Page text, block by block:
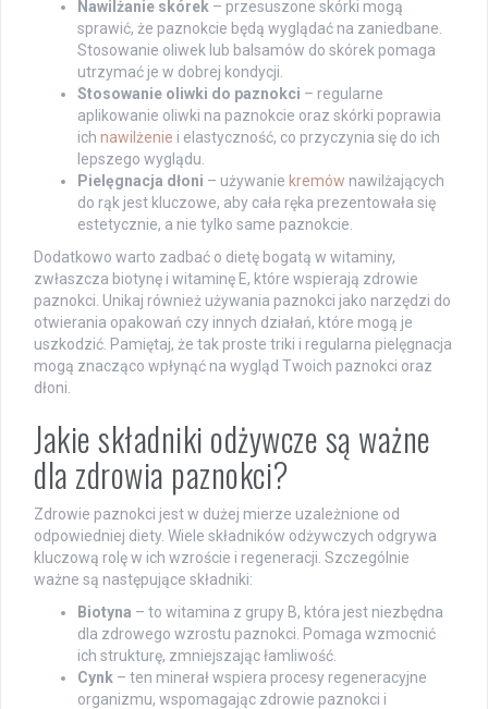
Nawilżanie skórek – przesuszone skórki mogą
sprawić, że paznokcie będą wyglądać na zaniedbane.
Stosowanie oliwek lub balsamów do skórek pomaga
utrzymać je w dobrej kondycji.
Stosowanie oliwki do paznokci – regularne
aplikowanie oliwki na paznokcie oraz skórki poprawia
ich nawilżenie i elastyczność, co przyczynia się do ich
lepszego wyglądu.
Pielęgnacja dłoni – używanie kremów nawilżających
do rąk jest kluczowe, aby cała ręka prezentowała się
estetycznie, a nie tylko same paznokcie.
Dodatkowo warto zadbać o dietę bogatą w witaminy,
zwłaszcza biotynę i witaminę E, które wspierają zdrowie
paznokci. Unikaj również używania paznokci jako narzędzi do
otwierania opakowań czy innych działań, które mogą je
uszkodzić. Pamiętaj, że tak proste triki i regularna pielęgnacja
mogą znacząco wpłynąć na wygląd Twoich paznokci oraz
dłoni.
Jakie składniki odżywcze są ważne
dla zdrowia paznokci?
Zdrowie paznokci jest w dużej mierze uzależnione od
odpowiedniej diety. Wiele składników odżywczych odgrywa
kluczową rolę w ich wzroście i regeneracji. Szczególnie
ważne są następujące składniki:
Biotyna – to witamina z grupy B, która jest niezbędna
dla zdrowego wzrostu paznokci. Pomaga wzmocnić
ich strukturę, zmniejszając łamliwość.
Cynk – ten minerał wspiera procesy regeneracyjne
organizmu, wspomagając zdrowie paznokci i